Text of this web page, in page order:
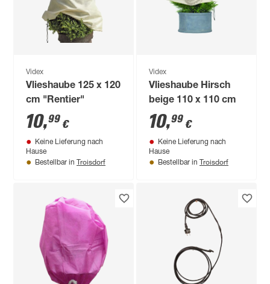
Videx
Vlieshaube 125 x 120
cm "Rentier"
10,99 €
Keine Lieferung nach
Hause
Bestellbar in Troisdorf
Videx
Vlieshaube Hirsch
beige 110 x 110 cm
10,99 €
Keine Lieferung nach
Hause
Bestellbar in Troisdorf